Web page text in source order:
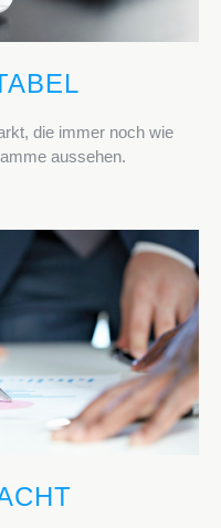
die immer noch wie
aussehen.